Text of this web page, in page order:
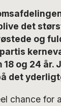
det
og
og 24 år.
det
chance for